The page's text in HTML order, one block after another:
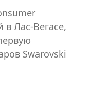
Лас-Вегасе,
Swarovski